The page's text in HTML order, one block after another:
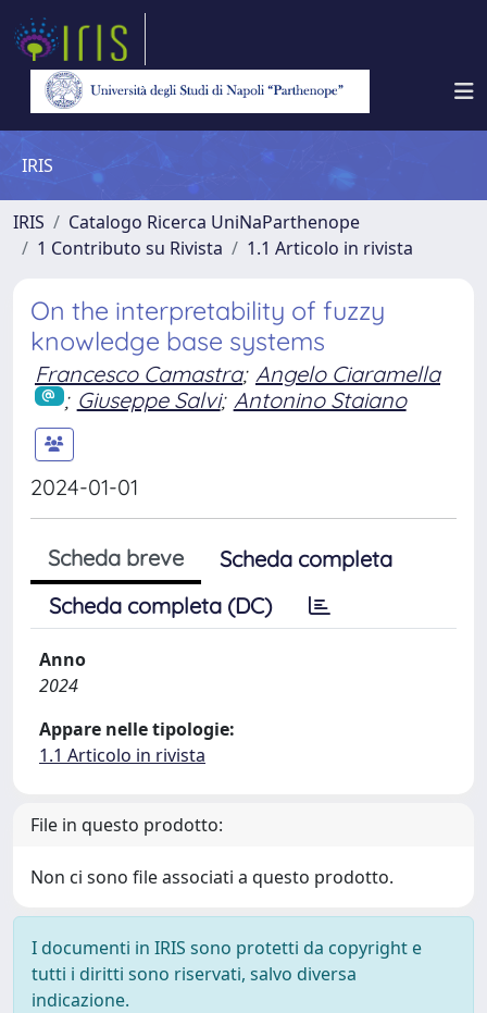
IRIS
IRIS
Catalogo Ricerca UniNaParthenope
1 Contributo su Rivista
1.1 Articolo in rivista
On the interpretability of fuzzy
knowledge base systems
Francesco Camastra; Angelo Ciaramella
; Giuseppe Salvi; Antonino Staiano
2024-01-01
Scheda breve
Scheda completa
Scheda completa (DC)
Anno
2024
Appare nelle tipologie:
1.1 Articolo in rivista
File in questo prodotto:
Non ci sono file associati a questo prodotto.
I documenti in IRIS sono protetti da copyright e
tutti i diritti sono riservati, salvo diversa
indicazione.